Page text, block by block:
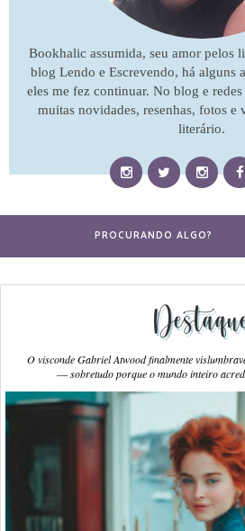
Bookhalic assumida, seu amor pelos
blog Lendo e Escrevendo, há alguns
eles me fez continuar. No blog e
muitas novidades, resenhas, fotos e
literário.
O visconde Gabriel Atwood finalmente
― sobretudo porque o mundo inteiro